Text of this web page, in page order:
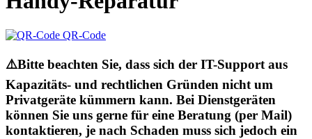
QR-Code
⚠️Bitte beachten Sie, dass sich der IT-Support aus
Kapazitäts- und rechtlichen Gründen nicht um
Privatgeräte kümmern kann. Bei Dienstgeräten
können Sie uns gerne für eine Beratung (per Mail)
kontaktieren, je nach Schaden muss sich jedoch ein